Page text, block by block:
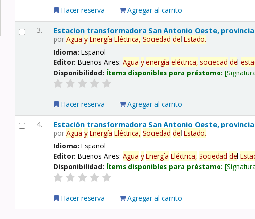
Hacer reserva Agregar al carrito
3. Estacion transformadora San Antonio Oeste, provincia
porAgua y Energía Eléctrica, Sociedad delEstado.
Idioma:Español
Editor:Buenos Aires:Agua y energía eléctrica, sociedad del
Disponibilidad: Ítems disponibles para préstamo:
Hacer reserva Agregar al carrito
4. Estación transformadora San Antonio Oeste, provincia
porAgua y Energía Eléctrica, Sociedad delEstado.
Idioma:Español
Editor:Buenos Aires:Agua y Energía Eléctrica, Sociedad del
Disponibilidad: Ítems disponibles para préstamo:
Hacer reserva Agregar al carrito